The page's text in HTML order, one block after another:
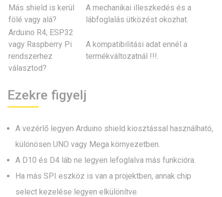
Más shield is kerül
fölé vagy alá?
A mechanikai illeszkedés és a
lábfoglalás ütközést okozhat.
Arduino R4, ESP32
vagy Raspberry Pi
rendszerhez
választod?
A kompatibilitási adat ennél a
termékváltozatnál !!!.
Ezekre figyelj
A vezérlő legyen Arduino shield kiosztással használható,
különösen UNO vagy Mega környezetben.
A D10 és D4 láb ne legyen lefoglalva más funkcióra.
Ha más SPI eszköz is van a projektben, annak chip
select kezelése legyen elkülönítve.